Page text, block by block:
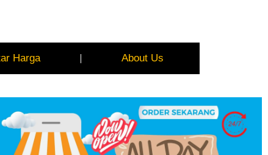
Harga About Us